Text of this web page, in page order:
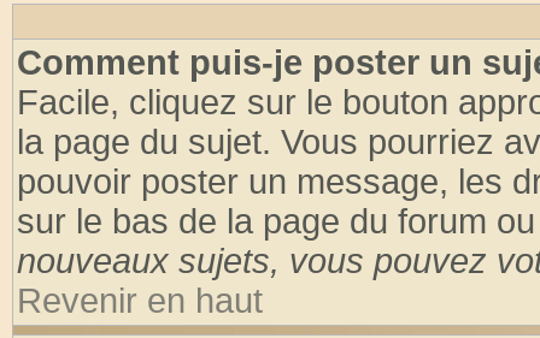
Comment puis-je poster un
Facile, cliquez sur le bouton
la page du sujet. Vous pourriez
pouvoir poster un message, les
sur le bas de la page du forum
nouveaux sujets, vous pouvez
Revenir en haut